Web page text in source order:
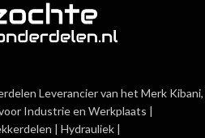
Leverancier van het Merk Kibani,
Industrie en Werkplaats |
| Hydrauliek |